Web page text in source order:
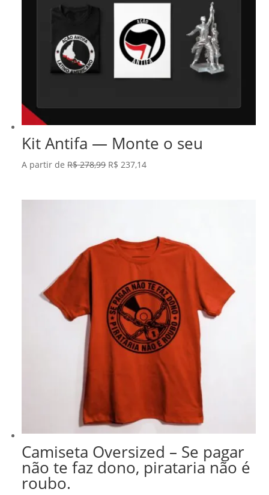
Kit Antifa — Monte o seu
A partir deR$278,99 O
R$ 237,14O
Camiseta Oversized – Se pagar
não te faz dono, pirataria não é
roubo.